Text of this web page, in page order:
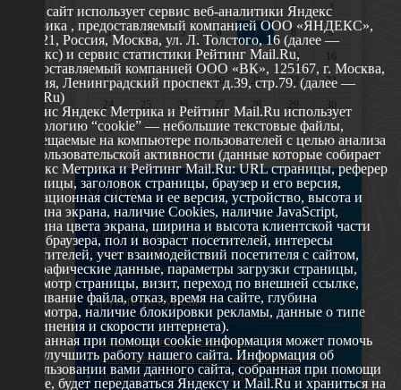
1
2
3
4 5 6 7 8
9
10
11 12 13 14 15
16
17
18 19 20 21 22
23
24
25 26 27 28 29
30
31
О сайте
629802 г. Ноябрьск, ул. Республики, 49
Телефон: +7 (3496) 35-37-49
E-mail: udsm@noyabrsk.yanao.ru
Другие ресурсы
Администрация города Ноябрьска
Департамент образования города Ноябрьска
Департамент молодежной политики и туризма ЯНАО
Этот сайт использует сервис веб-аналитики Яндекс
Метрика , предоставляемый компанией ООО «ЯНДЕКС»,
119021, Россия, Москва, ул. Л. Толстого, 16 (далее —
Яндекс) и сервис статистики Рейтинг Mail.Ru,
предоставляемый компанией ООО «ВК», 125167, г. Москва,
Россия, Ленинградский проспект д.39, стр.79. (далее —
Mail.Ru)
Сервис Яндекс Метрика и Рейтинг Mail.Ru использует
технологию “cookie” — небольшие текстовые файлы,
размещаемые на компьютере пользователей с целью анализа
их пользовательской активности (данные которые собирает
Яндекс Метрика и Рейтинг Mail.Ru: URL страницы, реферер
страницы, заголовок страницы, браузер и его версия,
операционная система и ее версия, устройство, высота и
ширина экрана, наличие Cookies, наличие JavaScript,
глубина цвета экрана, ширина и высота клиентской части
окна браузера, пол и возраст посетителей, интересы
посетителей, учет взаимодействий посетителя с сайтом,
географические данные, параметры загрузки страницы,
просмотр страницы, визит, переход по внешней ссылке,
cкачивание файла, отказ, время на сайте, глубина
просмотра, наличие блокировки рекламы, данные о типе
соединения и скорости интернета).
Собранная при помощи cookie информация может помочь
нам улучшить работу нашего сайта. Информация об
использовании вами данного сайта, собранная при помощи
cookie, будет передаваться Яндексу и Mail.Ru и храниться на